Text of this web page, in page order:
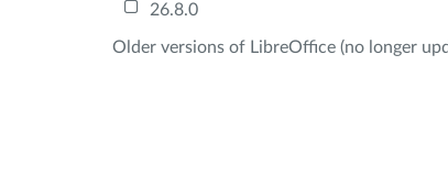
26.8.0
Older versions of LibreOffice (no longer